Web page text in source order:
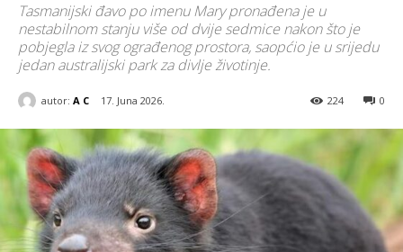
Tasmanijski đavo po imenu Mary pronađena je u
nestabilnom stanju više od dvije sedmice nakon što je
pobjegla iz svog ograđenog prostora, saopćio je u srijedu
jedan australijski park za divlje životinje.
autor: A C 17. Juna 2026. 0
224